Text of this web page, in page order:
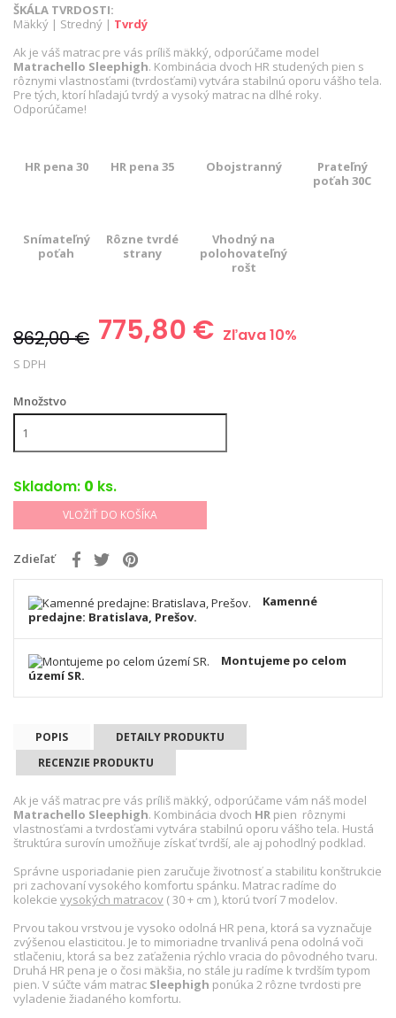
ŠKÁLA TVRDOSTI:
Mäkký | Stredný | Tvrdý
Ak je váš matrac pre vás príliš mäkký, odporúčame model
Matrachello Sleephigh. Kombinácia dvoch HR studených pien s
rôznymi vlastnosťami (tvrdosťami) vytvára stabilnú oporu vášho tela.
Pre tých, ktorí hľadajú tvrdý a vysoký matrac na dlhé roky.
Odporúčame!
HR pena 30 HR pena 35 Obojstranný
Prateľný
poťah 30C
Snímateľný
poťah
Rôzne tvrdé
strany
Vhodný na
polohovateľný
rošt
862,00 € 775,80 € Zľava 10%
S DPH
Množstvo
Skladom: 0 ks.
VLOŽIŤ DO KOŠÍKA
Zdieľať
Kamenné
predajne: Bratislava, Prešov.
Montujeme po celom
území SR.
POPIS
DETAILY PRODUKTU
RECENZIE PRODUKTU
Ak je váš matrac pre vás príliš mäkký, odporúčame vám náš model
Matrachello Sleephigh. Kombinácia dvoch HR pien rôznymi
vlastnosťami a tvrdosťami vytvára stabilnú oporu vášho tela. Hustá
štruktúra surovín umožňuje získať tvrdší, ale aj pohodlný podklad.
Správne usporiadanie pien zaručuje životnosť a stabilitu konštrukcie
pri zachovaní vysokého komfortu spánku. Matrac radíme do
kolekcie vysokých matracov ( 30 + cm ), ktorú tvorí 7 modelov.
Prvou takou vrstvou je vysoko odolná HR pena, ktorá sa vyznačuje
zvýšenou elasticitou. Je to mimoriadne trvanlivá pena odolná voči
stlačeniu, ktorá sa bez zaťaženia rýchlo vracia do pôvodného tvaru.
Druhá HR pena je o čosi mäkšia, no stále ju radíme k tvrdším typom
pien. V súčte vám matrac Sleephigh ponúka 2 rôzne tvrdosti pre
vyladenie žiadaného komfortu.